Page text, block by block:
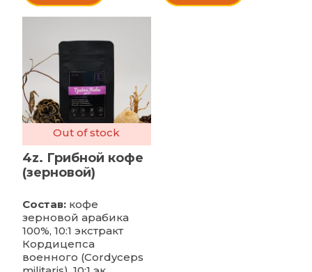
Out of stock
4z. Грибной кофе
(зерновой)
Состав:кофе
зерновой арабика
100%, 10:1 экстракт
Кордицепса
военного (Cordyceps